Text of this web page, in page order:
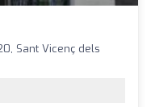
Sant Vicenç dels